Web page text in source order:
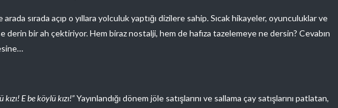
sırada açıp o yıllara yolculuk yaptığı dizilere sahip. Sıcak hikayeler, oyunculuklar ve
derin bir ah çektiriyor. Hem biraz nostalji, hem de hafıza tazelemeye ne dersin? Cevabın
kızı! E be köylü kızı!”Yayınlandığı dönem jöle satışlarını ve sallama çay satışlarını patlatan,